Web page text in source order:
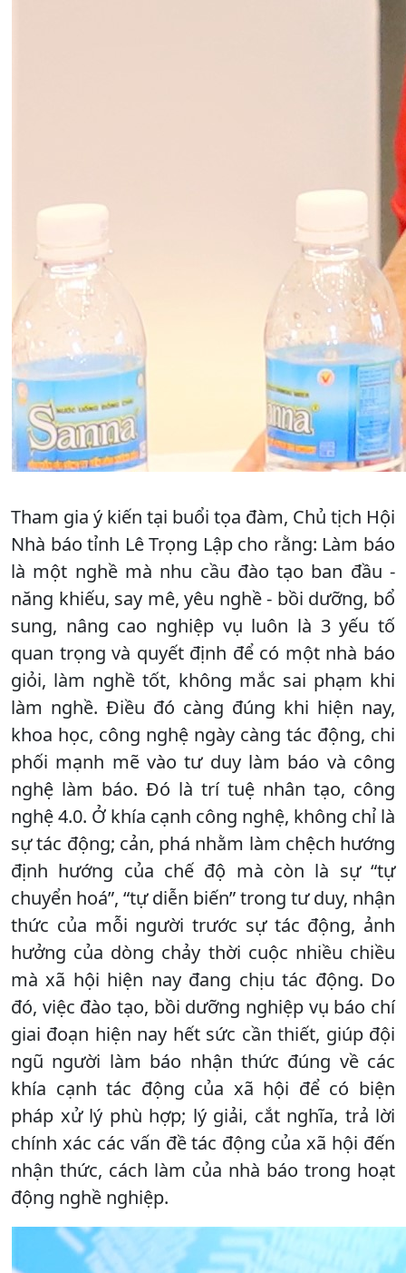
Tham gia ý kiến tại buổi tọa đàm, Chủ tịch Hội
Nhà báo tỉnh Lê Trọng Lập cho rằng: Làm báo
là một nghề mà nhu cầu đào tạo ban đầu -
năng khiếu, say mê, yêu nghề - bồi dưỡng, bổ
sung, nâng cao nghiệp vụ luôn là 3 yếu tố
quan trọng và quyết định để có một nhà báo
giỏi, làm nghề tốt, không mắc sai phạm khi
làm nghề. Điều đó càng đúng khi hiện nay,
khoa học, công nghệ ngày càng tác động, chi
phối mạnh mẽ vào tư duy làm báo và công
nghệ làm báo. Đó là trí tuệ nhân tạo, công
nghệ 4.0. Ở khía cạnh công nghệ, không chỉ là
sự tác động; cản, phá nhằm làm chệch hướng
định hướng của chế độ mà còn là sự “tự
chuyển hoá”, “tự diễn biến” trong tư duy, nhận
thức của mỗi người trước sự tác động, ảnh
hưởng của dòng chảy thời cuộc nhiều chiều
mà xã hội hiện nay đang chịu tác động. Do
đó, việc đào tạo, bồi dưỡng nghiệp vụ báo chí
giai đoạn hiện nay hết sức cần thiết, giúp đội
ngũ người làm báo nhận thức đúng về các
khía cạnh tác động của xã hội để có biện
pháp xử lý phù hợp; lý giải, cắt nghĩa, trả lời
chính xác các vấn đề tác động của xã hội đến
nhận thức, cách làm của nhà báo trong hoạt
động nghề nghiệp.